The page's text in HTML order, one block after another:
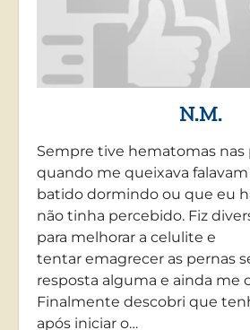
N.M.
Sempre tive hematomas nas
quando me queixava
batido dormindo ou que eu
não tinha percebido. Fiz
para melhorar a celulite e
tentar emagrecer as pernas
resposta alguma e ainda me
Finalmente descobri que
após iniciar o…